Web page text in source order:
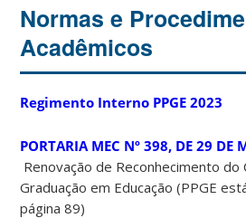
Normas e
Acadêmicos
Regimento Interno PPGE 2023
PORTARIA MEC Nº 398, DE 29 DE
Renovação de Reconhecimento do
Graduação em Educação (PPGE
página 89)